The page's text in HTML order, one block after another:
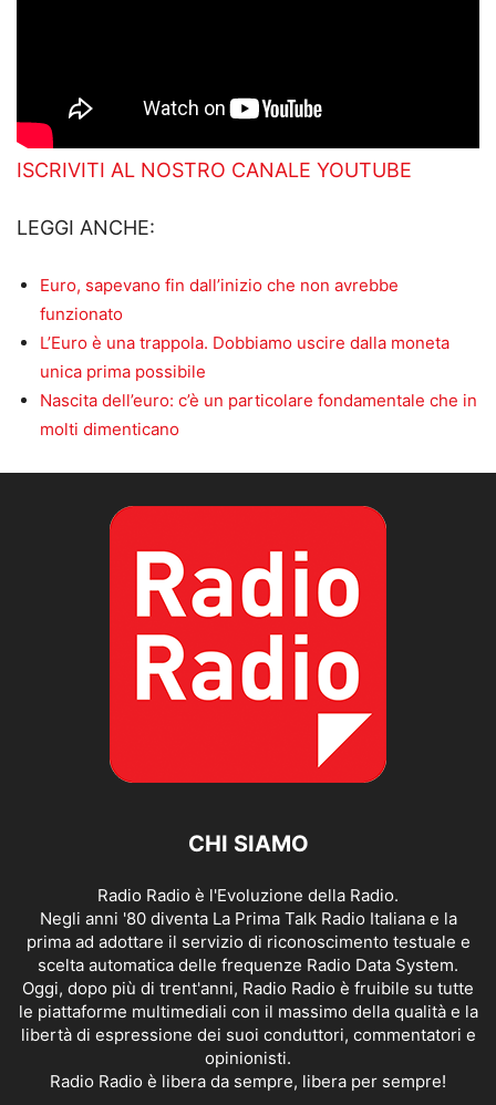
ISCRIVITI AL NOSTRO CANALE YOUTUBE
LEGGI ANCHE:
Euro, sapevano fin dall’inizio che non avrebbe
funzionato
L’Euro è una trappola. Dobbiamo uscire dalla moneta
unica prima possibile
Nascita dell’euro: c’è un particolare fondamentale che in
molti dimenticano
CHI SIAMO
Radio Radio è l'Evoluzione della Radio.
Negli anni '80 diventa La Prima Talk Radio Italiana e la
prima ad adottare il servizio di riconoscimento testuale e
scelta automatica delle frequenze Radio Data System.
Oggi, dopo più di trent'anni, Radio Radio è fruibile su tutte
le piattaforme multimediali con il massimo della qualità e la
libertà di espressione dei suoi conduttori, commentatori e
opinionisti.
Radio Radio è libera da sempre, libera per sempre!